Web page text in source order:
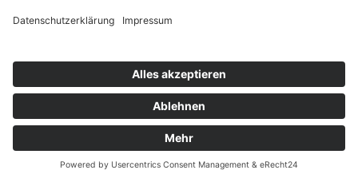
Verkaufsöffnungzeiten
Freitag 17.00 Uhr bis 18.00 Uhr
© 2024 Iris Fuhrmann | Regulative Hautpflege in München
IMPRESSUM | DATENSCHUTZ